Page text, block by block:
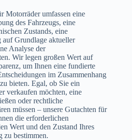
Motorräder umfassen eine
des Fahrzeugs, eine
Zustands, eine
Grundlage aktueller
Analyse der
Wir legen großen Wert auf
um Ihnen eine fundierte
im Zusammenhang
bieten. Egal, ob Sie ein
verkaufen möchten, eine
oder rechtliche
müssen – unsere Gutachten für
die erforderlichen
Wert und den Zustand Ihres
zu bestimmen.